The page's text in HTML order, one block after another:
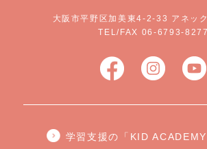
大阪市平野区加美東4-2-33 アネッ
TEL/FAX 06-6793-8277
学習支援の「KID ACADEMY